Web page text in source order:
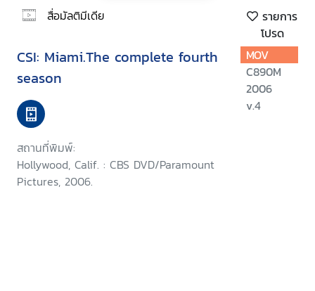
สื่อมัลติมีเดีย
รายการ
โปรด
CSI: Miami.The complete fourth
season
สถานที่พิมพ์:
Hollywood, Calif. : CBS DVD/Paramount
Pictures, 2006.
MOV
C890M
2006
v.4